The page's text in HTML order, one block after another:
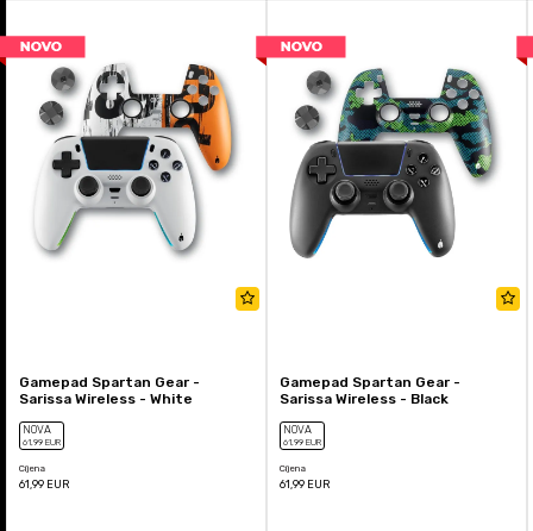
Gamepad Spartan Gear -
Sarissa Wireless - White
NOVA
61,99 EUR
Cijena
61,99 EUR
Gamepad Spartan Gear -
Sarissa Wireless - Black
NOVA
61,99 EUR
Cijena
61,99 EUR